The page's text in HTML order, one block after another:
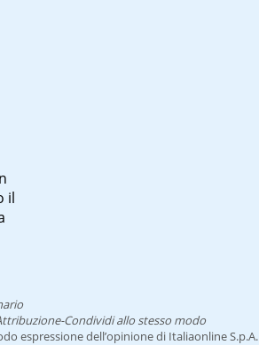
il
Condividi allo stesso modo
espressione dell’opinione di Italiaonline S.p.A.